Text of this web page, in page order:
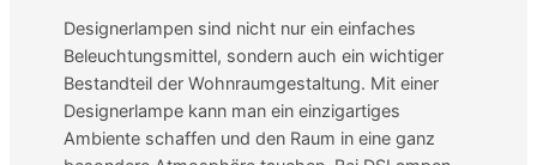
Designerlampen sind nicht nur ein einfaches
Beleuchtungsmittel, sondern auch ein wichtiger
Bestandteil der Wohnraumgestaltung. Mit einer
Designerlampe kann man ein einzigartiges
Ambiente schaffen und den Raum in eine ganz